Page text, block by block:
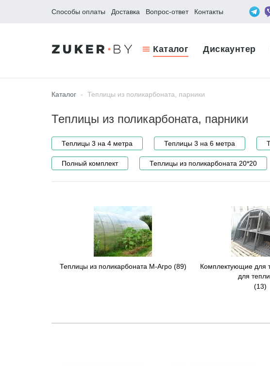
Способы оплаты Доставка Вопрос-ответ Контакты
Каталог Дискаунтер
Каталог - Теплицы из поликарбоната, парники
Теплицы из поликарбоната, парники
Теплицы 3 на 4 метра Теплицы 3 на 6 метра
Полный комплект Теплицы из поликарбоната 20*20
Теплицы из поликарбоната М-Агро (89)
Комплектующие для
для
(13)